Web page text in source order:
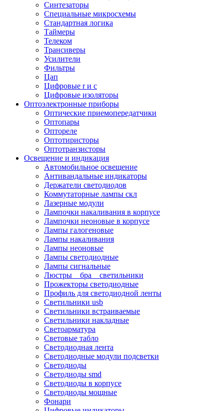
Синтезаторы
Специальные микросхемы
Стандартная логика
Таймеры
Телеком
Трансиверы
Усилители
Фильтры
Цап
Цифровые r и c
Цифровые изоляторы
Оптоэлектронные приборы
Оптические приемопередатчики
Оптопары
Оптореле
Оптотиристоры
Оптотранзисторы
Освещение и индикация
Автомобильное освещение
Антивандальные индикаторы
Держатели светодиодов
Коммутаторные лампы скл
Лазерные модули
Лампочки накаливания в корпусе
Лампочки неоновые в корпусе
Лампы галогеновые
Лампы накаливания
Лампы неоновые
Лампы светодиодные
Лампы сигнальные
Люстры _ бра _ светильники
Прожекторы светодиодные
Профиль для светодиодной ленты
Светильники usb
Светильники встраиваемые
Светильники накладные
Светоарматура
Световые табло
Светодиодная лента
Светодиодные модули подсветки
Светодиоды
Светодиоды smd
Светодиоды в корпусе
Светодиоды мощные
Фонари